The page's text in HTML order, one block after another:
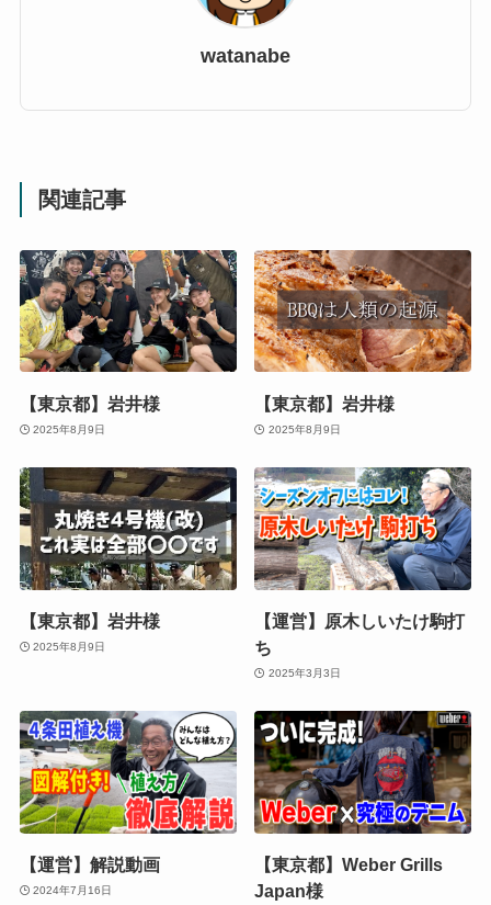
watanabe
関連記事
【東京都】岩井様
2025年8月9日
【東京都】岩井様
2025年8月9日
【東京都】岩井様
2025年8月9日
【運営】原木しいたけ駒打
ち
2025年3月3日
【運営】解説動画
2024年7月16日
【東京都】Weber Grills
Japan様